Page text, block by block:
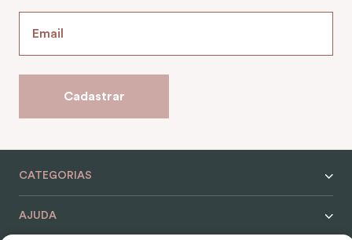
Cadastrar
CATEGORIAS
AJUDA